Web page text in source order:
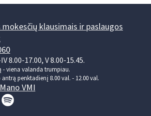
klausimais ir paslaugos
8.00-17.00, V 8.00-15.45.
- viena valanda trumpiau.
penktadienį 8.00 val. - 12.00 val.
Mano VMI